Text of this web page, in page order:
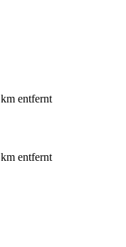
km entfernt
km entfernt